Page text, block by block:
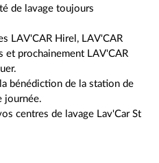
de lavage toujours
LAV'CAR Hirel, LAV'CAR
et prochainement LAV'CAR
bénédiction de la station de
journée.
centres de lavage Lav'Car St